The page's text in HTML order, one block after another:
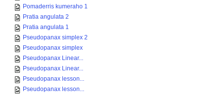
Pomaderris kumeraho 1
Pratia angulata 2
Pratia angulata 1
Pseudopanax simplex 2
Pseudopanax simplex
Pseudopanax Linear...
Pseudopanax Linear...
Pseudopanax lesson...
Pseudopanax lesson...